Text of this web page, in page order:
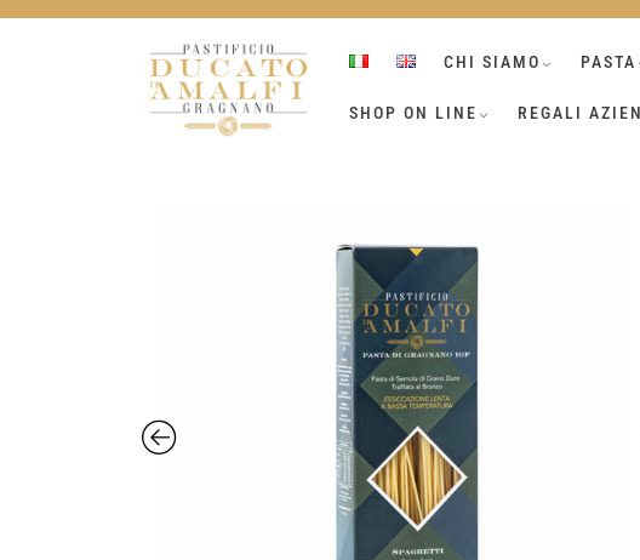
Skip
CHI SIAMO PASTA
SHOP ON LINE REGALI